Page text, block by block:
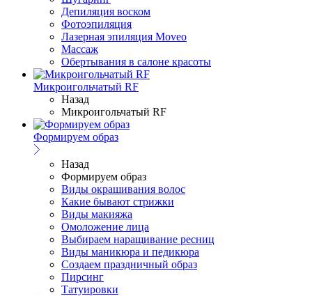
Депиляция воском
Фотоэпиляция
Лазерная эпиляция Moveo
Массаж
Обертывания в салоне красоты
Микроигольчатый RF
Назад
Микроигольчатый RF
Формируем образ
Назад
Формируем образ
Виды окрашивания волос
Какие бывают стрижки
Виды макияжа
Омоложение лица
Выбираем наращивание ресниц
Виды маникюра и педикюра
Создаем праздничный образ
Пирсинг
Татуировки